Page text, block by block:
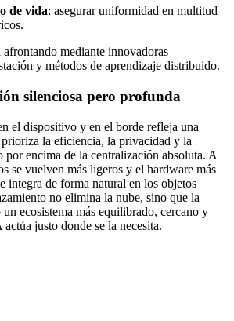
de vida: asegurar uniformidad en multitud
afrontando mediante innovadoras
y métodos de aprendizaje distribuido.
silenciosa pero profunda
el dispositivo y en el borde refleja una
prioriza la eficiencia, la privacidad y la
por encima de la centralización absoluta. A
se vuelven más ligeros y el hardware más
integra de forma natural en los objetos
no elimina la nube, sino que la
ecosistema más equilibrado, cercano y
justo donde se la necesita.